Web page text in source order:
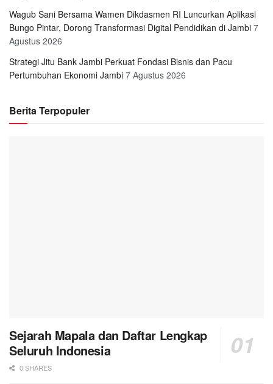
Wagub Sani Bersama Wamen Dikdasmen RI Luncurkan Aplikasi
Bungo Pintar, Dorong Transformasi Digital Pendidikan di Jambi 7
Agustus 2026
Strategi Jitu Bank Jambi Perkuat Fondasi Bisnis dan Pacu
Pertumbuhan Ekonomi Jambi 7 Agustus 2026
Berita Terpopuler
Sejarah Mapala dan Daftar Lengkap
Seluruh Indonesia
0 SHARES